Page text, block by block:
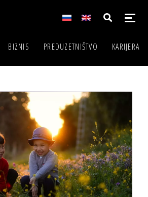
BIZNIS PREDUZETNIŠTVO KARIJERA